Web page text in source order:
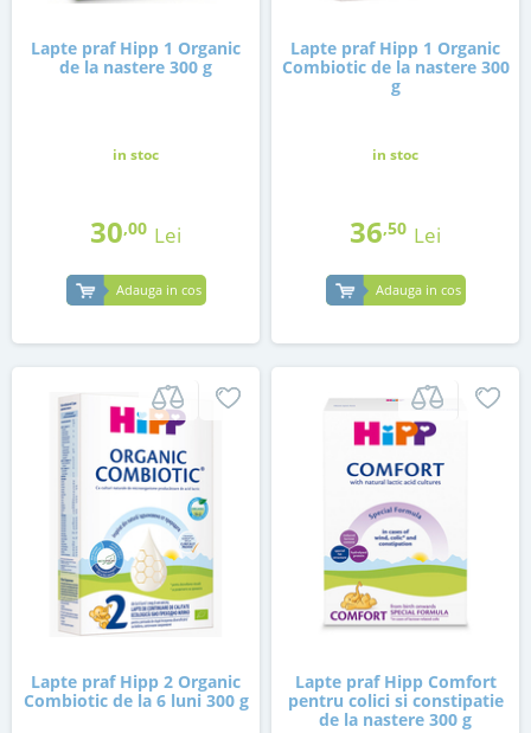
Lapte praf Hipp 1 Organic
de la nastere 300 g
in stoc
30,00 Lei
Adauga in cos
Lapte praf Hipp 1 Organic
Combiotic de la nastere 300
g
in stoc
36,50 Lei
Adauga in cos
Lapte praf Hipp 2 Organic
Combiotic de la 6 luni 300 g
Lapte praf Hipp Comfort
pentru colici si constipatie
de la nastere 300 g